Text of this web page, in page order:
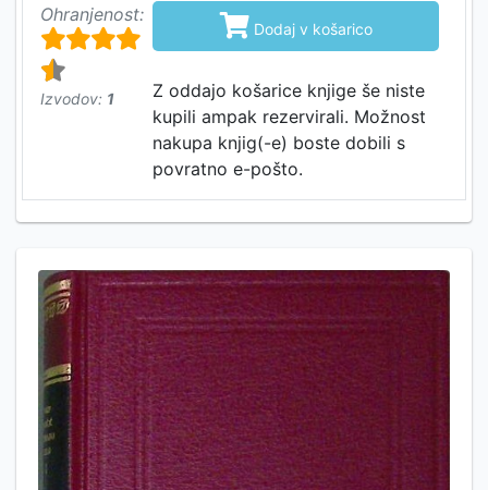
Ohranjenost:
Izvodov: 1
 Dodaj v košarico
Z oddajo košarice knjige še niste
kupili ampak rezervirali. Možnost
nakupa knjig(-e) boste dobili s
povratno e-pošto.